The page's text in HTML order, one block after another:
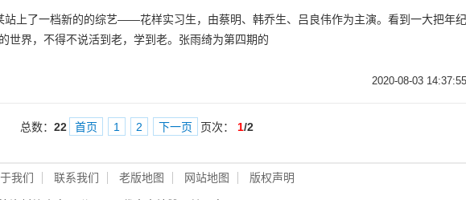
站上了一档新的的综艺——花样实习生，由蔡明、韩乔生、吕良伟作为主演。看到一大把年纪
世界，不得不说活到老，学到老。张雨绮为第四期的
2020-08-03 14:37:55
总数： 22 首页 1 2 下一页 页次： 1/2
我们 联系我们 老版地图 网站地图 版权声明